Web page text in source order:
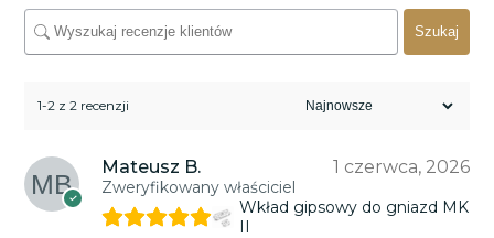
Szukaj
1-2 z 2 recenzji
Mateusz B.
Zweryfikowany właściciel
1 czerwca, 2026
Wkład gipsowy do gniazd MK
II